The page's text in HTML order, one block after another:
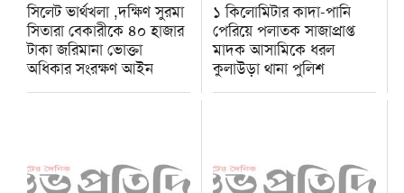
সিলেট ভার্থখলা ,দক্ষিণ সুরমা
সিতারা বেকারীকে ৪০ হাজার
টাকা জরিমানা ভোক্তা
অধিকার সংরক্ষণ আইন
১ কিলোমিটার কাদা-পানি
পেরিয়ে পলাতক সাজাপ্রাপ্ত
মাদক আসামিকে ধরল
কুলাউড়া থানা পুলিশ